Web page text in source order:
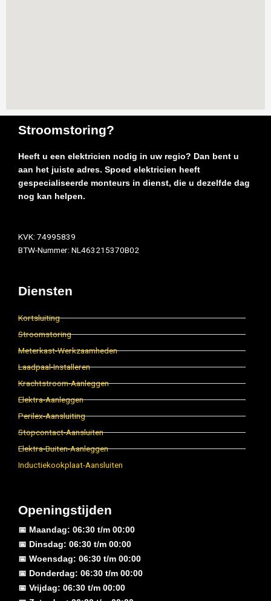
Stroomstoring?
Heeft u een elektricien nodig in uw regio? Dan bent u
aan het juiste adres. Spoed elektricien heeft
gespecialiseerde monteurs in dienst, die u dezelfde dag
nog kan helpen.
KVK: 74995839
BTW-Nummer: NL463215370B02
Diensten
Kortsluiting
Stroomstoring
Meterkast-Werkzaamheden
Laadpaal-Installeren
Krachtstroom-Aanleggen
Elektra-Aanleggen
Perilex-Aansluiting
Stopcontact-Aansluiten
Elektra-Buiten-Aanleggen
Inductiekookplaat-Aansluiten
Openingstijden
📅 Maandag: 06:30 t/m 00:00
📅 Dinsdag: 06:30 t/m 00:00
📅 Woensdag: 06:30 t/m 00:00
📅 Donderdag: 06:30 t/m 00:00
📅 Vrijdag: 06:30 t/m 00:00